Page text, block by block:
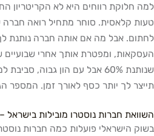
למה חלוקת רווחים היא לא הקריטריון
לחתום. אבל מה אם אותה חברה נותנת
העסקאות, ומפטרת אותך אחרי
שנותנת 60% אבל עם הון גבוה,
תייצר לך יותר כסף לאורך זמן. המספר
השוואת חברות נוסטרו מובילות בישראל – 2026
בשוק הישראלי פועלות כמה חברות